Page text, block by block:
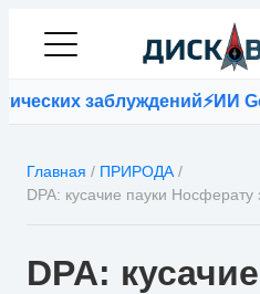
заблуждений⚡ИИ
Главная / ПРИРОДА /
DPA: кусачие пауки
DPA: